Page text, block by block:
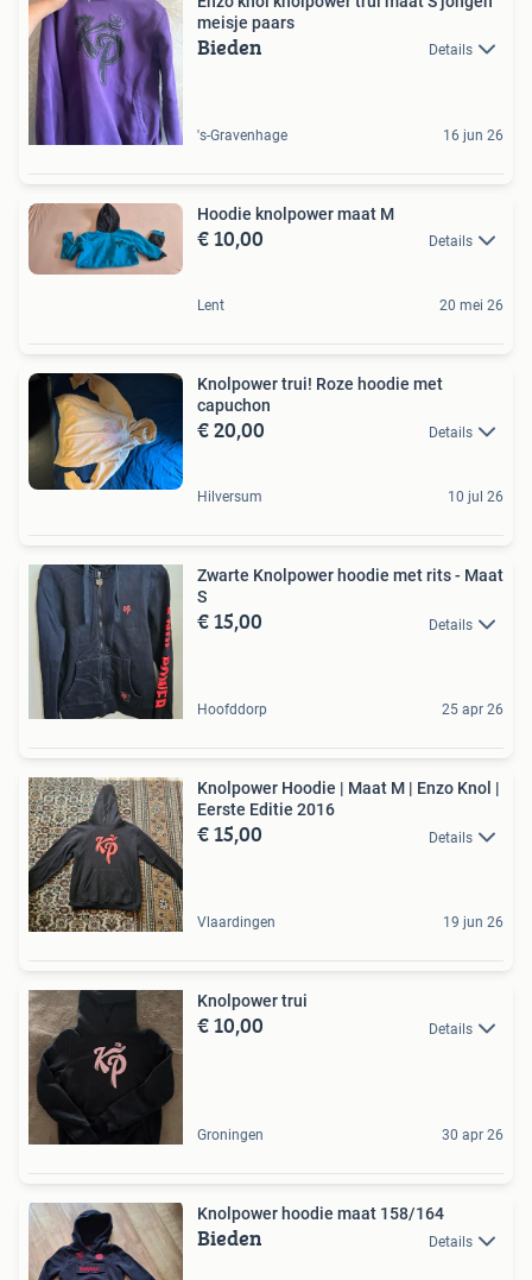
meisje paars
Bieden Details
's-Gravenhage 16 jun 26
Hoodie knolpower maat M
€ 10,00 Details
Lent 20 mei 26
Knolpower trui! Roze hoodie met
capuchon
€ 20,00 Details
Hilversum 10 jul 26
Zwarte Knolpower hoodie met rits - Maat
S
€ 15,00 Details
Hoofddorp 25 apr 26
Knolpower Hoodie | Maat M | Enzo Knol |
Eerste Editie 2016
€ 15,00 Details
Vlaardingen 19 jun 26
Knolpower trui
€ 10,00 Details
Groningen 30 apr 26
Knolpower hoodie maat 158/164
Bieden Details